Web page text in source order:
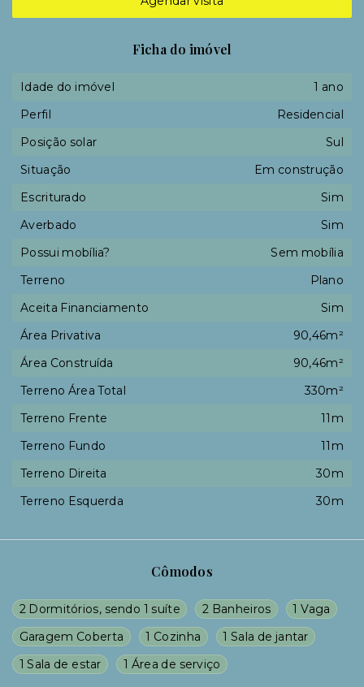
Cômodos
2 Dormitórios, sendo 1 suíte 2 Banheiros
1 Vaga
Garagem Coberta
1 Cozinha
1 Sala de jantar
1 Sala de estar
1 Área de serviço
Ficha do imóvel
Idade do imóvel
1 ano
Perfil
Residencial
Posição solar
Sul
Situação
Em construção
Escriturado
Sim
Averbado
Sim
Possui mobília?
Sem mobília
Terreno
Plano
Aceita Financiamento
Sim
Área Privativa
90,46m²
Área Construída
90,46m²
Terreno Área Total
330m²
Terreno Frente
11m
Terreno Fundo
11m
Terreno Direita
30m
Terreno Esquerda
30m